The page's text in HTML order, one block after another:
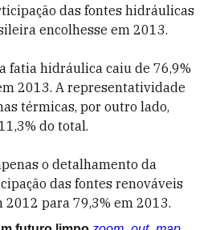
das fontes hidráulicas
encolhesse em 2013.
fatia hidráulica caiu de 76,9%
2013. A representatividade
térmicas, por outro lado,
do total.
o detalhamento da
das fontes renováveis
2012 para 79,3% em 2013.